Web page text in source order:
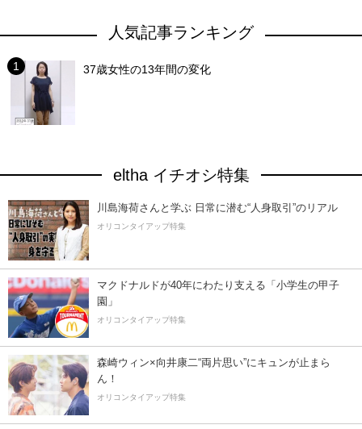
人気記事ランキング
37歳女性の13年間の変化
eltha イチオシ特集
川島海荷さんと学ぶ 日常に潜む“人身取引”のリアル
オリコンタイアップ特集
マクドナルドが40年にわたり支える「小学生の甲子
園」
オリコンタイアップ特集
森崎ウィン×向井康二“両片思い”にキュンが止まら
ん！
オリコンタイアップ特集